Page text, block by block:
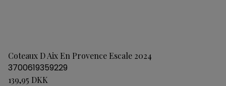
Coteaux D Aix En Provence Escale 2024
3700619359229
139,95 DKK